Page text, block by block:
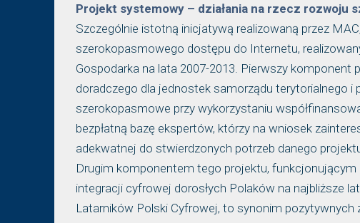
Projekt systemowy – działania na rzecz rozwoju
Szczególnie istotną inicjatywą realizowaną przez
szerokopasmowego dostępu do Internetu,
Gospodarka na lata 2007-2013. Pierwszy
doradczego dla jednostek samorządu terytorialnego
szerokopasmowe przy wykorzystaniu
bezpłatną bazę ekspertów, którzy na wniosek
adekwatnej do stwierdzonych potrzeb danego
Drugim komponentem tego projektu,
integracji cyfrowej dorosłych Polaków na najbliższe
Latarników Polski Cyfrowej, to synonim